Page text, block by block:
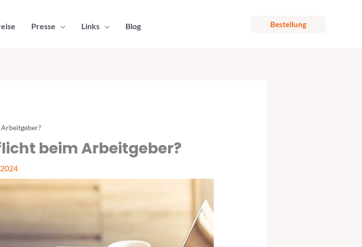
Presse Links Blog Bestellung
beim Arbeitgeber?